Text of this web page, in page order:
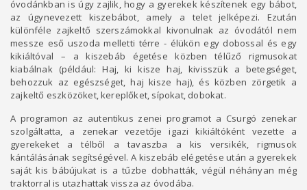
óvodánkban is úgy zajlik, hogy a gyerekek készítenek egy bábot,
az úgynevezett kiszebábot, amely a telet jelképezi. Ezután
különféle zajkeltő szerszámokkal kivonulnak az óvodától nem
messze eső uszoda melletti térre - élükön egy dobossal és egy
kikiáltóval – a kiszebáb égetése közben télűző rigmusokat
kiabálnak (például: Haj, ki kisze haj, kivisszük a betegséget,
behozzuk az egészséget, haj kisze haj), és közben zörgetik a
zajkeltő eszközöket, kereplőket, sípokat, dobokat.
A programon az autentikus zenei programot a Csurgó zenekar
szolgáltatta, a zenekar vezetője igazi kikiáltóként vezette a
gyerekeket a télből a tavaszba a kis versikék, rigmusok
kántálásának segítségével. A kiszebáb elégetése után a gyerekek
saját kis bábújukat is a tűzbe dobhatták, végül néhányan még
traktorral is utazhattak vissza az óvodába.